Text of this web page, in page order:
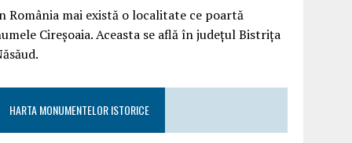
România mai există o localitate ce poartă
Cireșoaia. Aceasta se află în județul Bistrița
HARTA MONUMENTELOR ISTORICE